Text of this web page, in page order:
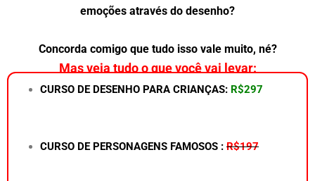
emoções através do desenho?
Concorda comigo que tudo isso vale muito, né?
Mas veja tudo o que você vai levar:
CURSO DE DESENHO PARA CRIANÇAS: R$297
CURSO DE PERSONAGENS FAMOSOS : R$197